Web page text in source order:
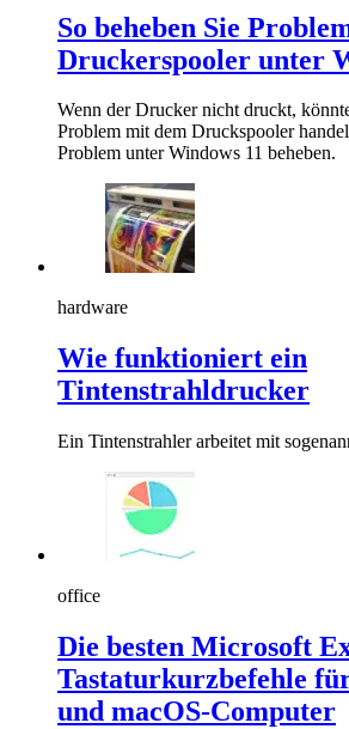
So beheben Sie
Druckerspooler unter
Wenn der Drucker nicht druckt,
Problem mit dem Druckspooler
Problem unter Windows 11 beheben.
hardware
Wie funktioniert ein
Tintenstrahldrucker
Ein Tintenstrahler arbeitet mit
office
Die besten Microsoft
Tastaturkurzbefehle
und macOS-Computer